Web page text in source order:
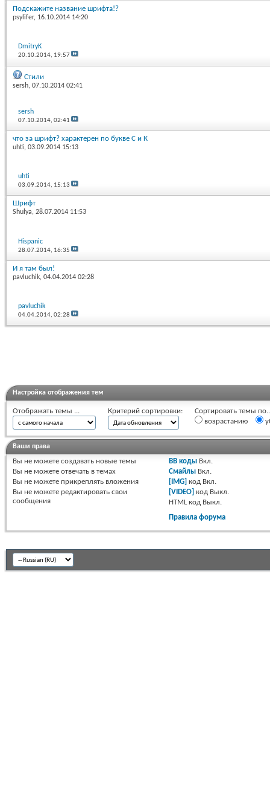
Подскажите название шрифта!?
psylifer, 16.10.2014 14:20
DmitryK
20.10.2014, 19:57
Стили
sersh, 07.10.2014 02:41
sersh
07.10.2014,02:41
что за шрифт? характерен по букве С и К
uhti, 03.09.2014 15:13
uhti
03.09.2014, 15:13
Шрифт
Shulya, 28.07.2014 11:53
Hispanic
28.07.2014, 16:35
И я там был!
pavluchik, 04.04.2014 02:28
pavluchik
04.04.2014,02:28
Настройка отображения тем
Отображать темы ... Критерий сортировки:
Сортировать темы
возрастанию
Ваши права
Вы не можете создавать новые темы
Вы не можете отвечать в темах
Вы не можете прикреплять вложения
Вы не можете редактировать свои
сообщения
BB коды Вкл.
Смайлы Вкл.
[IMG] код Вкл.
[VIDEO] код Выкл.
HTML код Выкл.
Правила форума